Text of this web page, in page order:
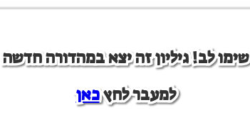
שימו לב! גיליון זה יצא במהדורה חדשה
למעבר לחץכאן